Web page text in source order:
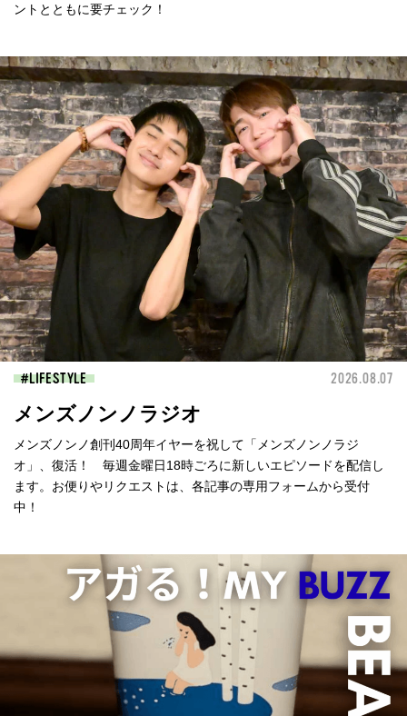
ントとともに要チェック！
LIFESTYLE 2026.08.07
メンズノンノラジオ
メンズノンノ創刊40周年イヤーを祝して「メンズノンノラジ
オ」、復活！ 毎週金曜日18時ごろに新しいエピソードを配信し
ます。お便りやリクエストは、各記事の専用フォームから受付
中！